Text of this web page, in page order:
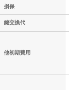
損保
鍵交換代
他初期費用